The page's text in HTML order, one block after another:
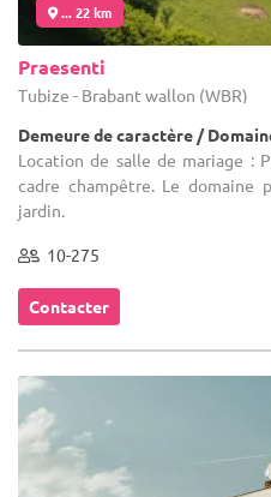
... 22 km
Praesenti
Tubize - Brabant wallon (WBR)
Demeure de caractère /
Location de salle de mariage :
cadre champêtre. Le domaine
jardin.
10-275
Contacter